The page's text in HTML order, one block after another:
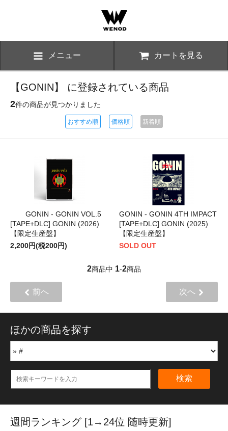
メニュー カートを見る
【GONIN】 に登録されている商品
2件の商品が見つかりました
おすすめ順 価格順 新着順
GONIN - GONIN VOL.5
[TAPE+DLC] GONIN (2026)
【限定生産盤】
2,200円(税200円)
GONIN - GONIN 4TH IMPACT
[TAPE+DLC] GONIN (2025)
【限定生産盤】
SOLD OUT
2商品中 1-2商品
前へ 次へ
ほかの商品を探す
検索
週間ランキング [1→24位 随時更新]